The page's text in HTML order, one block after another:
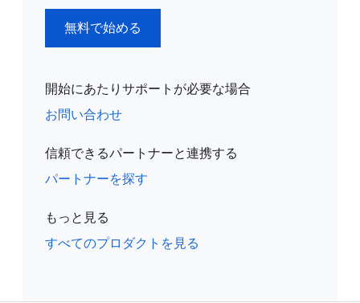
無料で始める
開始にあたりサポートが必要な場合
お問い合わせ
信頼できるパートナーと連携する
パートナーを探す
もっと見る
すべてのプロダクトを見る